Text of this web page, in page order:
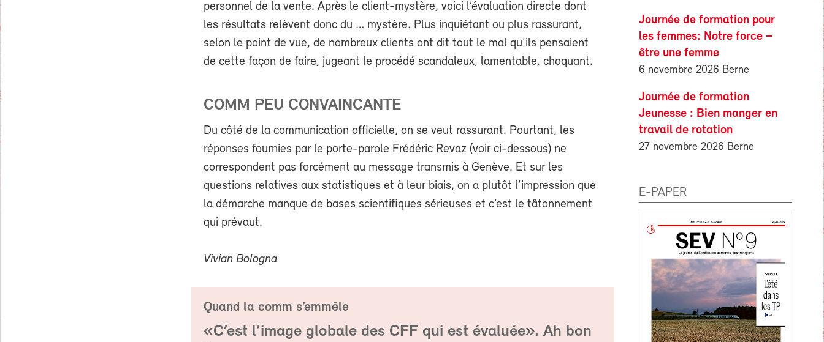
personnel de la vente. Après le client-mystère, voici l’évaluation directe dont
les résultats relèvent donc du … mystère. Plus inquiétant ou plus rassurant,
selon le point de vue, de nombreux clients ont dit tout le mal qu’ils pensaient
de cette façon de faire, jugeant le procédé scandaleux, lamentable, choquant.
COMM PEU CONVAINCANTE
Du côté de la communication officielle, on se veut rassurant. Pourtant, les
réponses fournies par le porte-parole Frédéric Revaz (voir ci-dessous) ne
correspondent pas forcément au message transmis à Genève. Et sur les
questions relatives aux statistiques et à leur biais, on a plutôt l’impression que
la démarche manque de bases scientifiques sérieuses et c’est le tâtonnement
qui prévaut.
Vivian Bologna
Quand la comm s’emmêle
«C’est l’image globale des CFF qui est évaluée». Ah bon
Journée de formation pour
les femmes: Notre force –
être une femme
6 novembre 2026 Berne
Journée de formation
Jeunesse : Bien manger en
travail de rotation
27 novembre 2026 Berne
E-PAPER